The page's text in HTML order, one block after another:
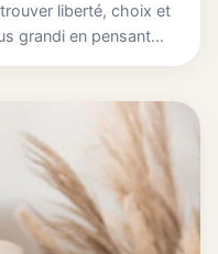
liberté, choix et
grandi en pensant...